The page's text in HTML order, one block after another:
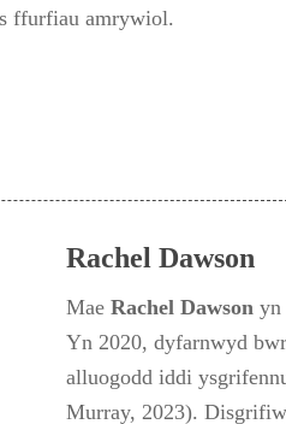
ffurfiau amrywiol.
Rachel Dawson
Mae Rachel Dawsonyn
Yn 2020, dyfarnwyd
alluogodd iddi
Murray, 2023).